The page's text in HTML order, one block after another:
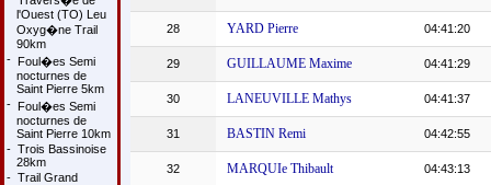
l'Ouest (TO) Leu
Oxyg�ne Trail
90km
- Foul�es Semi
nocturnes de
Saint Pierre 5km
- Foul�es Semi
nocturnes de
Saint Pierre 10km
- Trois Bassinoise
28km
- Trail Grand
28 YARD Pierre 04:41:20
29 GUILLAUME Maxime 04:41:29
30 LANEUVILLE Mathys 04:41:37
31 BASTIN Remi 04:42:55
32 MARQUIe Thibault 04:43:13